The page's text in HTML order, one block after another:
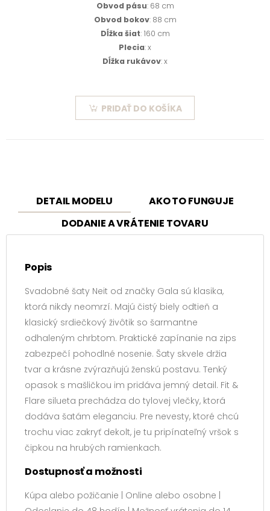
Obvod pásu: 68 cm
Obvod bokov: 88 cm
Dĺžka šiat: 160 cm
Plecia: x
Dĺžka rukávov: x
PRIDAŤ DO KOŠÍKA
DETAIL MODELU
AKO TO FUNGUJE
DODANIE A VRÁTENIE TOVARU
Popis
Svadobné šaty Neit od značky Gala sú klasika,
ktorá nikdy neomrzí. Majú čistý biely odtieň a
klasický srdiečkový živôtik so šarmantne
odhaleným chrbtom. Praktické zapínanie na zips
zabezpečí pohodlné nosenie. Šaty skvele držia
tvar a krásne zvýrazňujú ženskú postavu. Tenký
opasok s mašličkou im pridáva jemný detail. Fit &
Flare silueta prechádza do tylovej vlečky, ktorá
dodáva šatám eleganciu. Pre nevesty, ktoré chcú
trochu viac zakryť dekolt, je tu pripínateľný vršok s
čipkou na hrubých ramienkach.
Dostupnosť a možnosti
Kúpa alebo požičanie | Online alebo osobne |